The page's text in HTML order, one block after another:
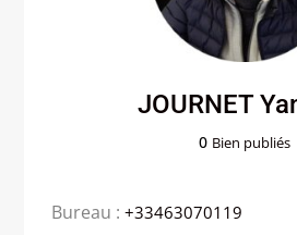
JOURNET
0 Bien publiés
Bureau :+33463070119